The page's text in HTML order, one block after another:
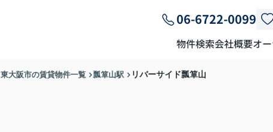
06-6722-0099
物件検索会社概要オ
東大阪市の賃貸物件一覧 瓢箪山駅 リバーサイド瓢箪山